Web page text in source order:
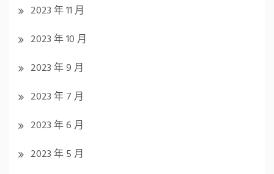
2023 年 11 月
2023 年 10 月
2023 年 9 月
2023 年 7 月
2023 年 6 月
2023 年 5 月